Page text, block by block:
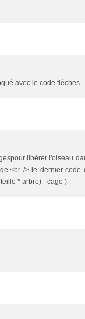
avec le code flèches.
libérer l'oiseau
/> le dernier
* arbre) - cage )